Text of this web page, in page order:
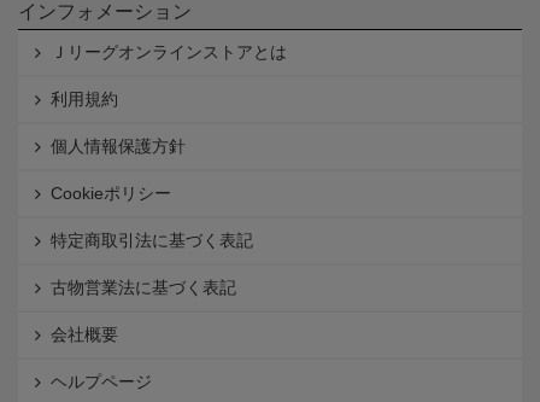
インフォメーション
Ｊリーグオンラインストアとは
利用規約
個人情報保護方針
Cookieポリシー
特定商取引法に基づく表記
古物営業法に基づく表記
会社概要
ヘルプページ